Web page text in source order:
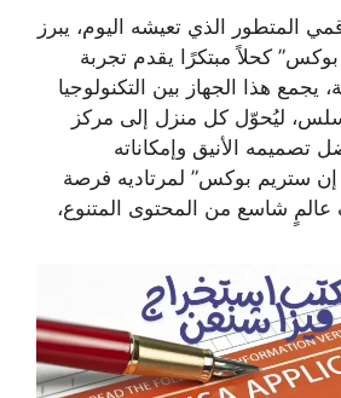
المتطور الذي تعيشه اليوم، يبرز
كحلاً مبتكرًا يقدم تجربة
هذا الجهاز بين التكنولوجيا
ليُحوّل كل منزل إلى مركز
تصميمه الأنيق وإمكاناته
إن ستريم بوكس” لمرتاديه فرصة
عالمٍ شاسع من المحتوى المتنوع،